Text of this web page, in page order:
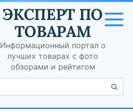
ЭКСПЕРТ ПО
ТОВАРАМ
Информационный портал о
лучших товарах с фото
обзорами и рейтигом